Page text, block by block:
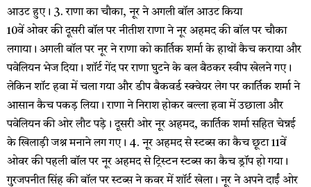
आउट हुए। 3. राणा का चौका, नूर ने अगली बॉल आउट किया
10वें ओवर की दूसरी बॉल पर नीतीश राणा ने नूर अहमद की बॉल पर चौका
लगाया। अगली बॉल पर नूर ने राणा को कार्तिक शर्मा के हाथों कैच कराया और
पवेलियन भेज दिया। शॉर्ट गेंद पर राणा घुटने के बल बैठकर स्वीप खेलने गए।
लेकिन शॉट हवा में चला गया और डीप बैकवर्ड स्क्वेयर लेग पर कार्तिक शर्मा ने
आसान कैच पकड़ लिया। राणा ने निराश होकर बल्ला हवा में उछाला और
पवेलियन की ओर लौट पड़े। दूसरी ओर नूर अहमद, कार्तिक शर्मा सहित चेन्नई
के खिलाड़ी जश्न मनाने लग गए। 4. नूर अहमद से स्टब्स का कैच छूटा 11वें
ओवर की पहली बॉल पर नूर अहमद से ट्रिस्टन स्टब्स का कैच ड्रॉप हो गया।
गुरजपनीत सिंह की बॉल पर स्टब्स ने कवर में शॉर्ट खेला। नूर ने अपने दाईं ओर